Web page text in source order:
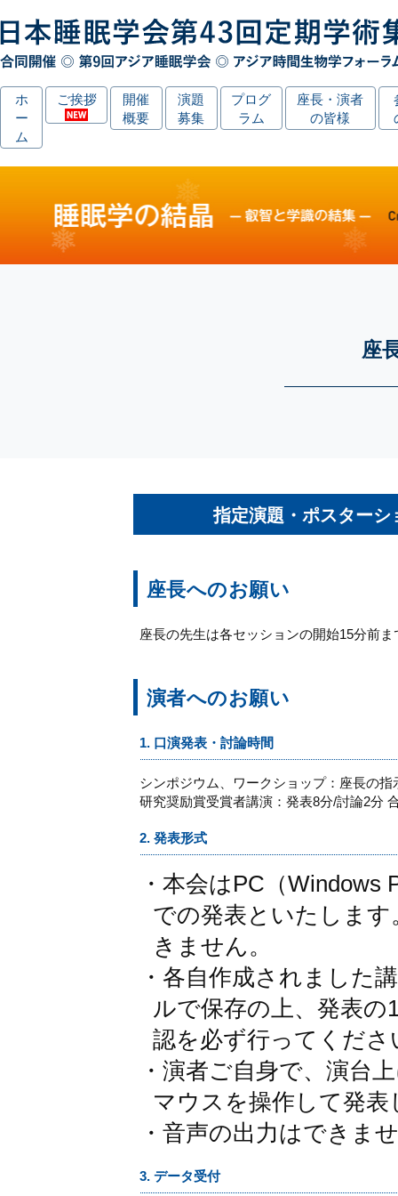
ホ
ー
ム
ご挨拶
開催
概要
演題
募集
プログ
ラム
座長・演者
の皆様
座
指定演題・ポスター
座長へのお願い
座長の先生は各セッションの開始15分前
演者へのお願い
1. 口演発表・討論時間
シンポジウム、ワークショップ：座長の
研究奨励賞受賞者講演：発表8分/討論2分
2. 発表形式
・本会はPC（Windows
での発表といたしま
きません。
・各自作成されました
ルで保存の上、発表の
認を必ず行ってくださ
・演者ご自身で、演台
マウスを操作して発
・音声の出力はできま
3. データ受付